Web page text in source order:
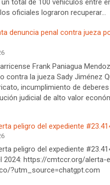
total de 100 vehículos entre
oficiales lograron recuperar…
denuncia penal contra jueza
Frank Paniagua
contra la jueza Sady Jiménez
incumplimiento de
judicial de alto valor
peligro del expediente
peligro del expediente
2024: https://cmtccr.org/
?utm_source=chatgpt.com